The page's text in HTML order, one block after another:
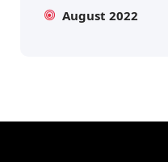
August 2022